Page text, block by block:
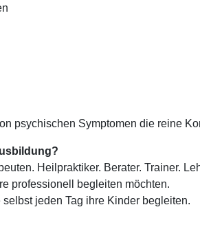
psychischen Symptomen die reine
Heilpraktiker. Berater. Trainer.
professionell begleiten möchten.
selbst jeden Tag ihre Kinder begleiten.